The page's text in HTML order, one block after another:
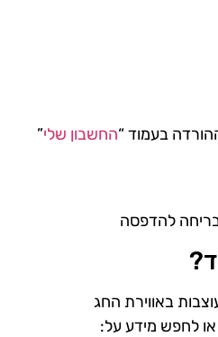
בעמוד “החשבון שלי”
או לחפש מידע על: